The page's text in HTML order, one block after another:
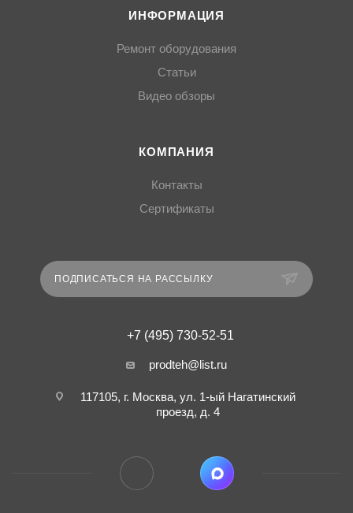
ИНФОРМАЦИЯ
Ремонт оборудования
Статьи
Видео обзоры
КОМПАНИЯ
Контакты
Сертификаты
ПОДПИСАТЬСЯ НА РАССЫЛКУ
+7 (495) 730-52-51
prodteh@list.ru
117105, г. Москва, ул. 1-ый Нагатинский
проезд, д. 4